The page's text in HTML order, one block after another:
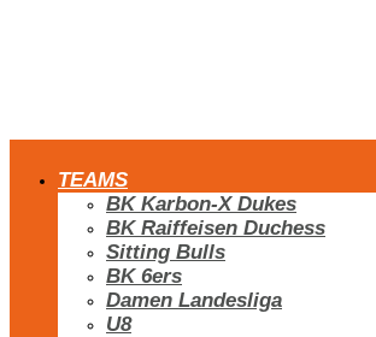
TEAMS
BK Karbon-X Dukes
BK Raiffeisen Duchess
Sitting Bulls
BK 6ers
Damen Landesliga
U8